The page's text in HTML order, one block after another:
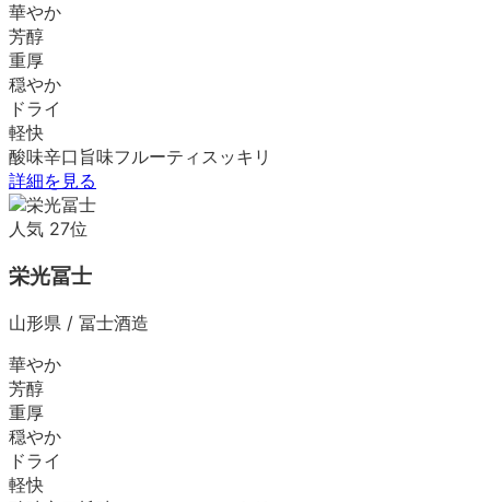
華やか
芳醇
重厚
穏やか
ドライ
軽快
酸味辛口 旨味フルーティ スッキリ
詳細を見る
人気 27位
栄光冨士
山形県 / 冨士酒造
華やか
芳醇
重厚
穏やか
ドライ
軽快